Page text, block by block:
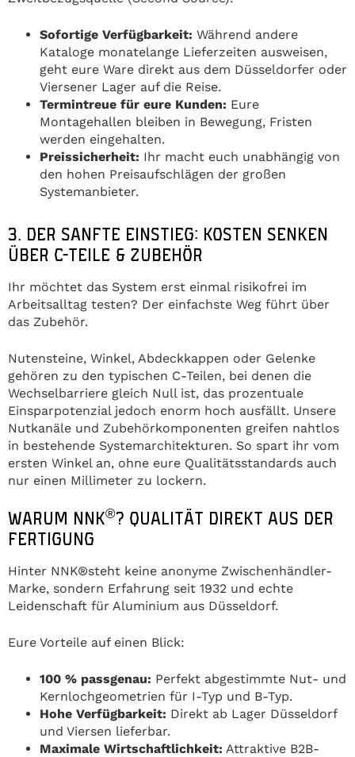
Sofortige Verfügbarkeit: Während andere
Kataloge monatelange Lieferzeiten ausweisen,
geht eure Ware direkt aus dem Düsseldorfer oder
Viersener Lager auf die Reise.
Termintreue für eure Kunden: Eure
Montagehallen bleiben in Bewegung, Fristen
werden eingehalten.
Preissicherheit: Ihr macht euch unabhängig von
den hohen Preisaufschlägen der großen
Systemanbieter.
3. DER SANFTE EINSTIEG: KOSTEN SENKEN
ÜBER C-TEILE & ZUBEHÖR
Ihr möchtet das System erst einmal risikofrei im
Arbeitsalltag testen? Der einfachste Weg führt über
das Zubehör.
Nutensteine, Winkel, Abdeckkappen oder Gelenke
gehören zu den typischen C-Teilen, bei denen die
Wechselbarriere gleich Null ist, das prozentuale
Einsparpotenzial jedoch enorm hoch ausfällt. Unsere
Nutkanäle und Zubehörkomponenten greifen nahtlos
in bestehende Systemarchitekturen. So spart ihr vom
ersten Winkel an, ohne eure Qualitätsstandards auch
nur einen Millimeter zu lockern.
WARUM NNK®? QUALITÄT DIREKT AUS DER
FERTIGUNG
Hinter NNK®steht keine anonyme Zwischenhändler-
Marke, sondern Erfahrung seit 1932 und echte
Leidenschaft für Aluminium aus Düsseldorf.
Eure Vorteile auf einen Blick:
100 % passgenau: Perfekt abgestimmte Nut- und
Kernlochgeometrien für I-Typ und B-Typ.
Hohe Verfügbarkeit: Direkt ab Lager Düsseldorf
und Viersen lieferbar.
Maximale Wirtschaftlichkeit: Attraktive B2B-